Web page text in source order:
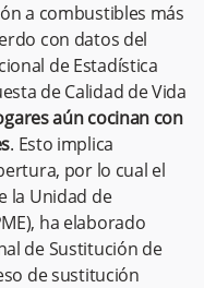
a combustibles más
con datos del
de Estadística
de Calidad de Vida
aún cocinan con
. Esto implica
por lo cual el
la Unidad de
ha elaborado
de Sustitución de
de sustitución